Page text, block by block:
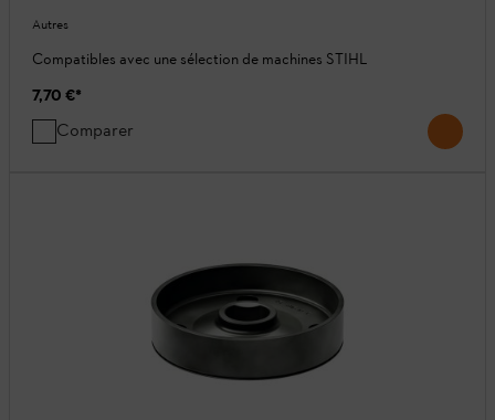
Autres
Compatibles avec une sélection de machines STIHL
7,70 €*
Comparer